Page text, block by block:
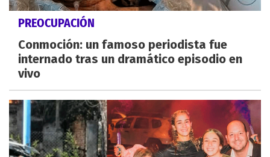
PREOCUPACIÓN
Conmoción: un famoso periodista fue
internado tras un dramático episodio en
vivo